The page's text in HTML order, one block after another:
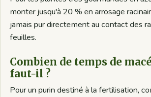
monter jusqu'à 20 % en arrosage
jamais pur directement au contact des
feuilles.
Combien de temps de
faut-il ?
Pour un purin destiné à la fertilisation,